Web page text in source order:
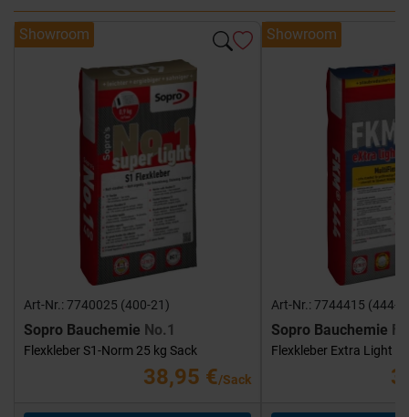
Showroom
Art-Nr.: 7740025 (400-21)
Sopro Bauchemie No.1
Flexkleber S1-Norm 25 kg Sack
38,95 €/Sack
Showroom
Art-Nr.: 7744415 (444-
Sopro Bauchemie
Flexkleber Extra Light